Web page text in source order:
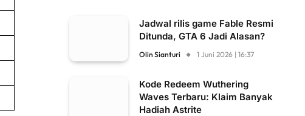
Jadwal rilis game Fable Resmi
Ditunda, GTA 6 Jadi Alasan?
Olin Sianturi 1 Juni 2026 | 16:37
Kode Redeem Wuthering
Waves Terbaru: Klaim Banyak
Hadiah Astrite